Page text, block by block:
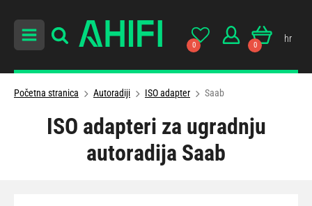
0 0
hr
Početna stranica Autoradiji ISO adapter Saab
ISO adapteri za ugradnju
autoradija Saab